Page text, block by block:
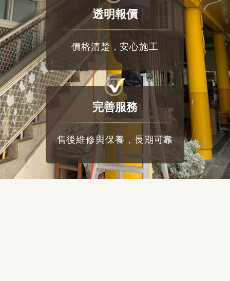
透明報價
價格清楚，安心施工
完善服務
售後維修與保養，長期可靠